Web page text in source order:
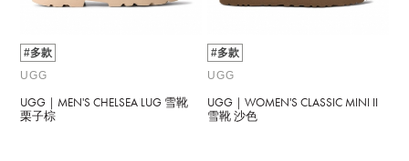
#多款
UGG
UGG｜MEN'S CHELSEA LUG 雪靴
栗子棕
#多款
UGG
UGG｜WOMEN'S CLASSIC MINI II
雪靴 沙色